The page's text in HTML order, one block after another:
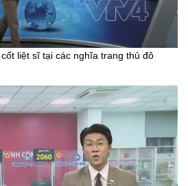
liệt sĩ tại các nghĩa trang thủ đô